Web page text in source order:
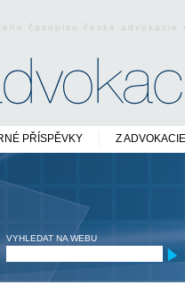
časopisu české
PŘÍSPĚVKY Z ADVOKACIE
VYHLEDAT NA WEBU